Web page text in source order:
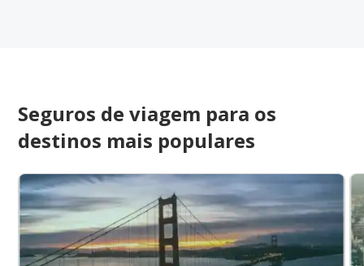
Seguros de viagem para os
destinos mais populares